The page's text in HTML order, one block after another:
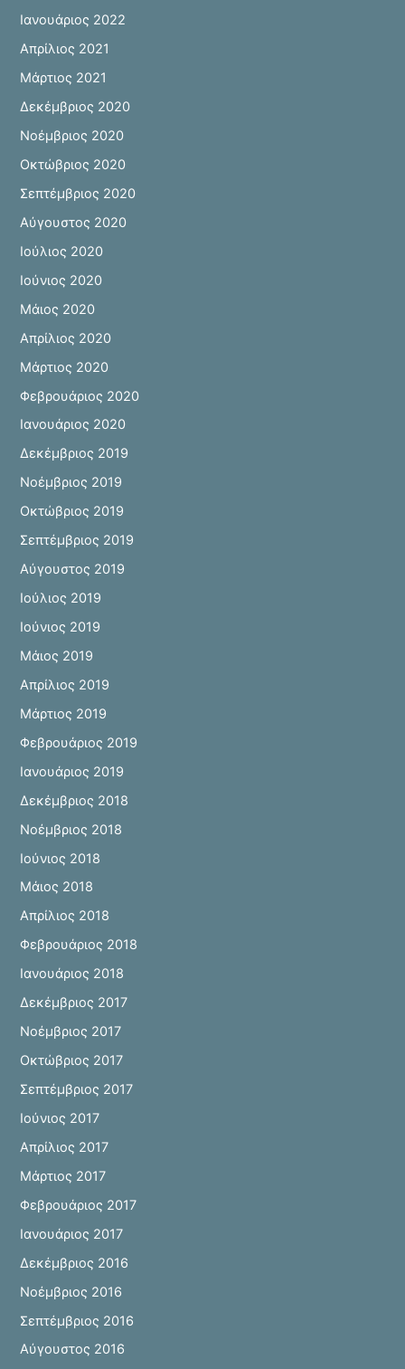
Ιανουάριος 2022
Απρίλιος 2021
Μάρτιος 2021
Δεκέμβριος 2020
Νοέμβριος 2020
Οκτώβριος 2020
Σεπτέμβριος 2020
Αύγουστος 2020
Ιούλιος 2020
Ιούνιος 2020
Μάιος 2020
Απρίλιος 2020
Μάρτιος 2020
Φεβρουάριος 2020
Ιανουάριος 2020
Δεκέμβριος 2019
Νοέμβριος 2019
Οκτώβριος 2019
Σεπτέμβριος 2019
Αύγουστος 2019
Ιούλιος 2019
Ιούνιος 2019
Μάιος 2019
Απρίλιος 2019
Μάρτιος 2019
Φεβρουάριος 2019
Ιανουάριος 2019
Δεκέμβριος 2018
Νοέμβριος 2018
Ιούνιος 2018
Μάιος 2018
Απρίλιος 2018
Φεβρουάριος 2018
Ιανουάριος 2018
Δεκέμβριος 2017
Νοέμβριος 2017
Οκτώβριος 2017
Σεπτέμβριος 2017
Ιούνιος 2017
Απρίλιος 2017
Μάρτιος 2017
Φεβρουάριος 2017
Ιανουάριος 2017
Δεκέμβριος 2016
Νοέμβριος 2016
Σεπτέμβριος 2016
Αύγουστος 2016